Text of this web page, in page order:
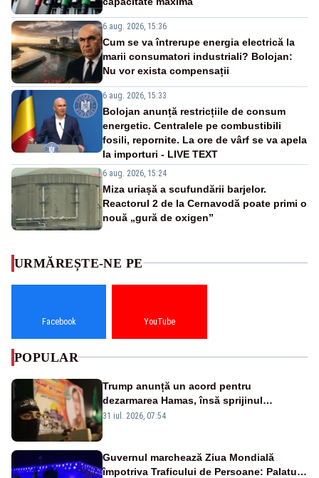
6 aug. 2026, 15:36
Cum se va întrerupe energia electrică la
marii consumatori industriali? Bolojan:
Nu vor exista compensații
6 aug. 2026, 15:33
Bolojan anunță restricțiile de consum
energetic. Centralele pe combustibili
fosili, repornite. La ore de vârf se va apela
la importuri - LIVE TEXT
6 aug. 2026, 15:24
Miza uriașă a scufundării barjelor.
Reactorul 2 de la Cernavodă poate primi o
nouă „gură de oxigen”
URMĂREȘTE-NE PE
Facebook YouTube
POPULAR
Trump anunță un acord pentru
dezarmarea Hamas, însă sprijinul
Israelului rămâne incert
31 iul. 2026, 07:54
Guvernul marchează Ziua Mondială
împotriva Traficului de Persoane: Palatul